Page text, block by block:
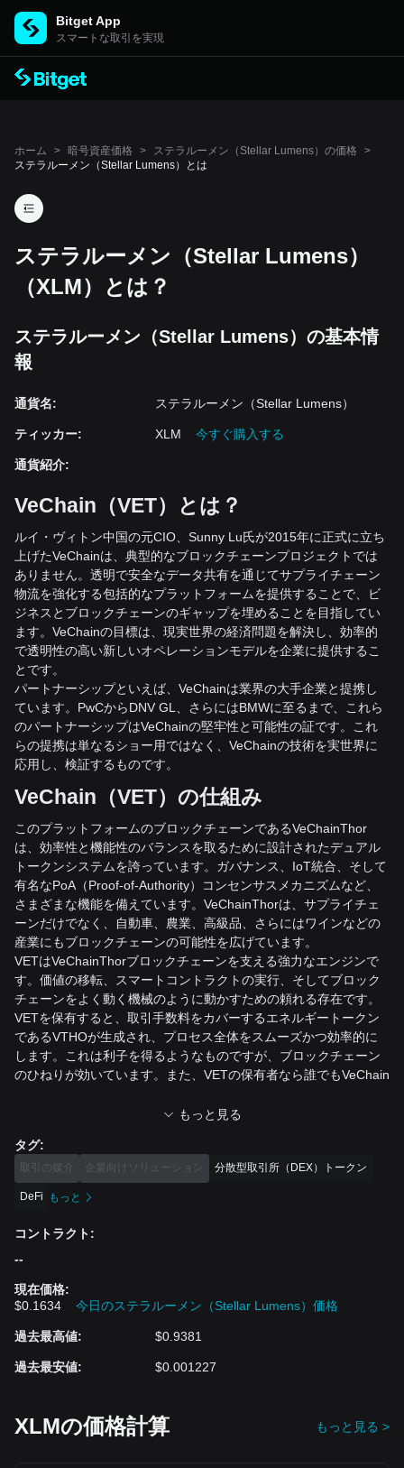
Bitget App
スマートな取引を実現
ホーム > 暗号資産価格 > ステラルーメン（Stellar Lumens）の価格
>
ステラルーメン（Stellar Lumens）とは
ステラルーメン（Stellar Lumens）
（XLM）とは？
ステラルーメン（Stellar Lumens）の基本情
報
通貨名: ステラルーメン（Stellar Lumens）
ティッカー: XLM 今すぐ購入する
通貨紹介:
VeChain （VET）とは？
ルイ・ヴィトン中国の元CIO、Sunny Lu氏が2015年に正式に立ち
上げたVeChainは、典型的なブロックチェーンプロジェクトでは
ありません。透明で安全なデータ共有を通じてサプライチェーン
物流を強化する包括的なプラットフォームを提供することで、ビ
ジネスとブロックチェーンのギャップを埋めることを目指してい
ます。VeChainの目標は、現実世界の経済問題を解決し、効率的
で透明性の高い新しいオペレーションモデルを企業に提供するこ
とです。
パートナーシップといえば、VeChainは業界の大手企業と提携し
ています。PwCからDNV GL、さらにはBMWに至るまで、これら
のパートナーシップはVeChainの堅牢性と可能性の証です。これ
らの提携は単なるショー用ではなく、VeChainの技術を実世界に
応用し、検証するものです。
VeChain （VET）の仕組み
このプラットフォームのブロックチェーンであるVeChainThor
は、効率性と機能性のバランスを取るために設計されたデュアル
トークンシステムを誇っています。ガバナンス、IoT統合、そして
有名なPoA（Proof-of-Authority）コンセンサスメカニズムなど、
さまざまな機能を備えています。VeChainThorは、サプライチェ
ーンだけでなく、自動車、農業、高級品、さらにはワインなどの
産業にもブロックチェーンの可能性を広げています。
VETはVeChainThorブロックチェーンを支える強力なエンジンで
す。価値の移転、スマートコントラクトの実行、そしてブロック
チェーンをよく動く機械のように動かすための頼れる存在です。
VETを保有すると、取引手数料をカバーするエネルギートークン
であるVTHOが生成され、プロセス全体をスムーズかつ効率的に
します。これは利子を得るようなものですが、ブロックチェーン
のひねりが効いています。また、VETの保有者なら誰でもVeChain
きます。企業にとって、VETは、優先処理や割引料金などの魅力
Bitget が VETを上場
VETは、Bitgetイノベーションゾーン、DePinゾーン、パブリック
Bitgetで VET
ステップ2
ます。
Bitgetの現物取引の方法の詳細は、こちらをお読みください：
Bitget 現物取引の完全ガイド
Bitgetで今すぐ を取引しよう！
Bitgetは参加者が無料でVETトークンを獲得できる2つのキャンペ
ーンイベント（
Bitget CandyBomb
もっと見る
タグ:
取引の媒介 企業向けソリューション 分散型取引所（DEX）トークン
DeFi もっと
コントラクト:
--
現在価格:
$0.1634
今日のステラルーメン（Stellar Lumens）価格
過去最高値: $0.9381
過去最安値: $0.001227
XLMの価格計算 もっと見る >